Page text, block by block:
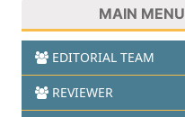
MAIN MENU
EDITORIAL TEAM
REVIEWER